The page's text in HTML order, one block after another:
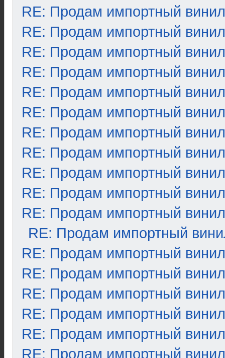
RE: Продам импортный винил
RE: Продам импортный винил
RE: Продам импортный винил
RE: Продам импортный винил
RE: Продам импортный винил
RE: Продам импортный винил
RE: Продам импортный винил
RE: Продам импортный винил
RE: Продам импортный винил
RE: Продам импортный винил
RE: Продам импортный винил
RE: Продам импортный
RE: Продам импортный винил
RE: Продам импортный винил
RE: Продам импортный винил
RE: Продам импортный винил
RE: Продам импортный винил
RE: Продам импортный винил